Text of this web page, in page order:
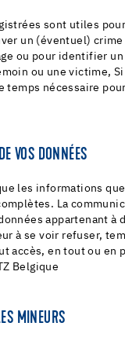
sont utiles
un (éventuel)
ou pour identifier un
ou une victime,
temps nécessaire
VOS DONNÉES
les informations
La
appartenant à
à se voir refuser,
accès, en tout ou en
Belgique
MINEURS